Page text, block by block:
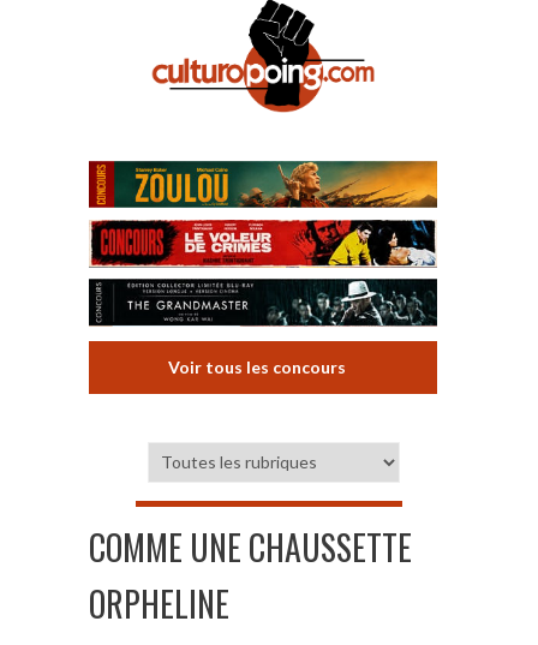
Voir tous les concours
COMME UNE CHAUSSETTE
ORPHELINE